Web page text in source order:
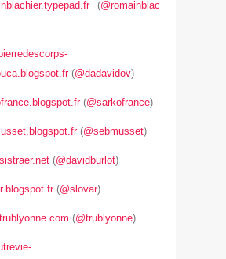
(@romainblac
(@dadavidov)
(@sarkofrance)
(@sebmusset)
(@davidburlot)
(@slovar)
(@trublyonne)